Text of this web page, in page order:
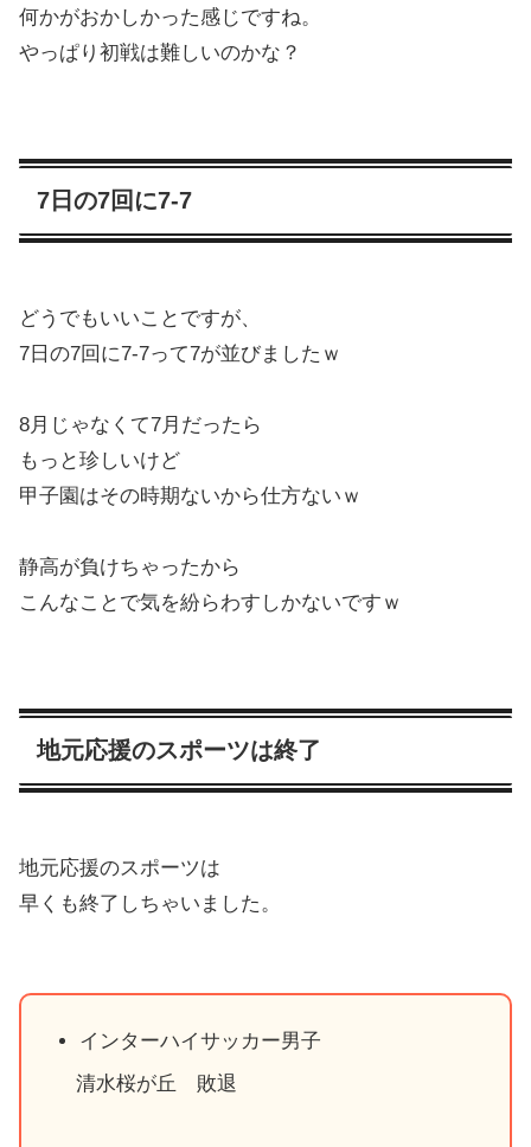
何かがおかしかった感じですね。
やっぱり初戦は難しいのかな？
7日の7回に7-7
どうでもいいことですが、
7日の7回に7-7って7が並びましたｗ
8月じゃなくて7月だったら
もっと珍しいけど
甲子園はその時期ないから仕方ないｗ
静高が負けちゃったから
こんなことで気を紛らわすしかないですｗ
地元応援のスポーツは終了
地元応援のスポーツは
早くも終了しちゃいました。
インターハイサッカー男子
清水桜が丘 敗退